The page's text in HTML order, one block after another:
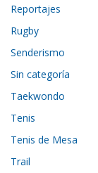
Reportajes
Rugby
Senderismo
Sin categoría
Taekwondo
Tenis
Tenis de Mesa
Trail